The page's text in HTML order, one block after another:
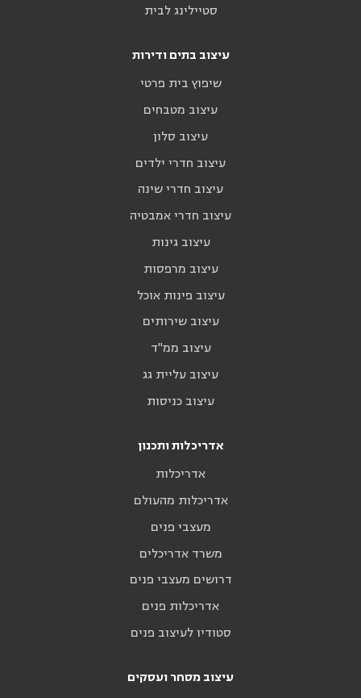
סטיילינג לבית
עיצוב בתים ודירות
שיפוץ בית פרטי
עיצוב מטבחים
עיצוב סלון
עיצוב חדרי ילדים
עיצוב חדרי שינה
עיצוב חדרי אמבטיה
עיצוב גינות
עיצוב מרפסות
עיצוב פינות אוכל
עיצוב שירותים
עיצוב ממ"ד
עיצוב עליית גג
עיצוב כניסות
אדריכלות ותכנון
אדריכלות
אדריכלות מהעולם
מעצבי פנים
משרד אדריכלים
דרושים מעצבי פנים
אדריכלות פנים
סטודיו לעיצוב פנים
עיצוב מסחר ועסקים